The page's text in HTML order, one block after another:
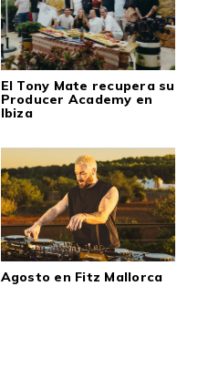
El Tony Mate recupera su
Producer Academy en
Ibiza
Agosto en Fitz Mallorca